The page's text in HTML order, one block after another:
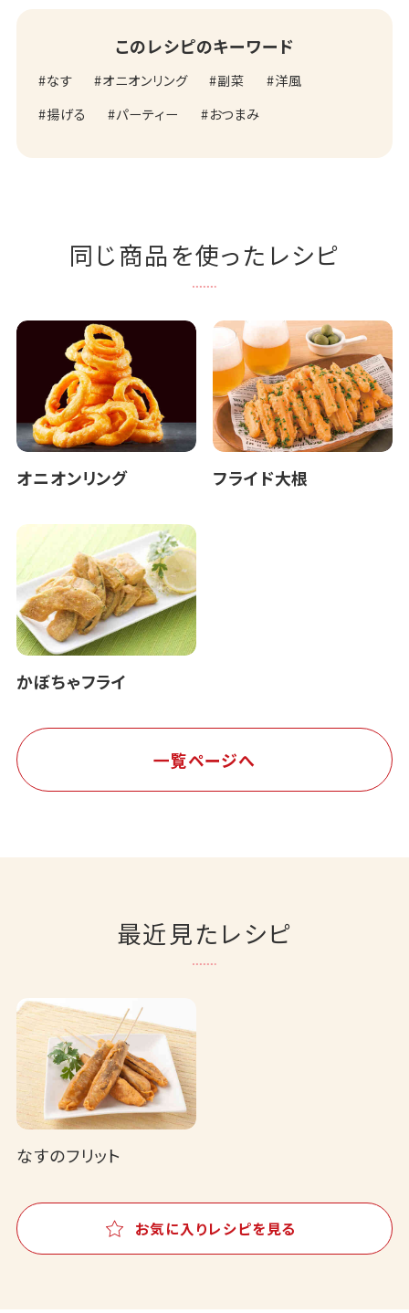
このレシピのキーワード
なす オニオンリング 副菜
洋風
揚げる
パーティー おつまみ
同じ商品を使ったレシピ
オニオンリング フライド大根
かぼちゃフライ
一覧ページへ
最近見たレシピ
なすのフリット
お気に入りレシピを見る